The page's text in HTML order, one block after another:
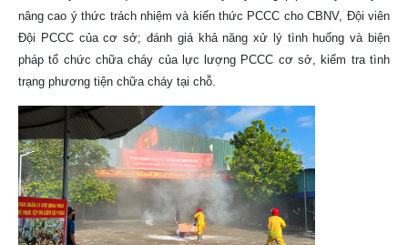
nâng cao ý thức trách nhiệm và kiến thức PCCC cho CBNV, Đội viên
Đội PCCC của cơ sở; đánh giá khả năng xử lý tình huống và biện
pháp tổ chức chữa cháy của lực lượng PCCC cơ sở, kiểm tra tình
trạng phương tiện chữa cháy tại chỗ.